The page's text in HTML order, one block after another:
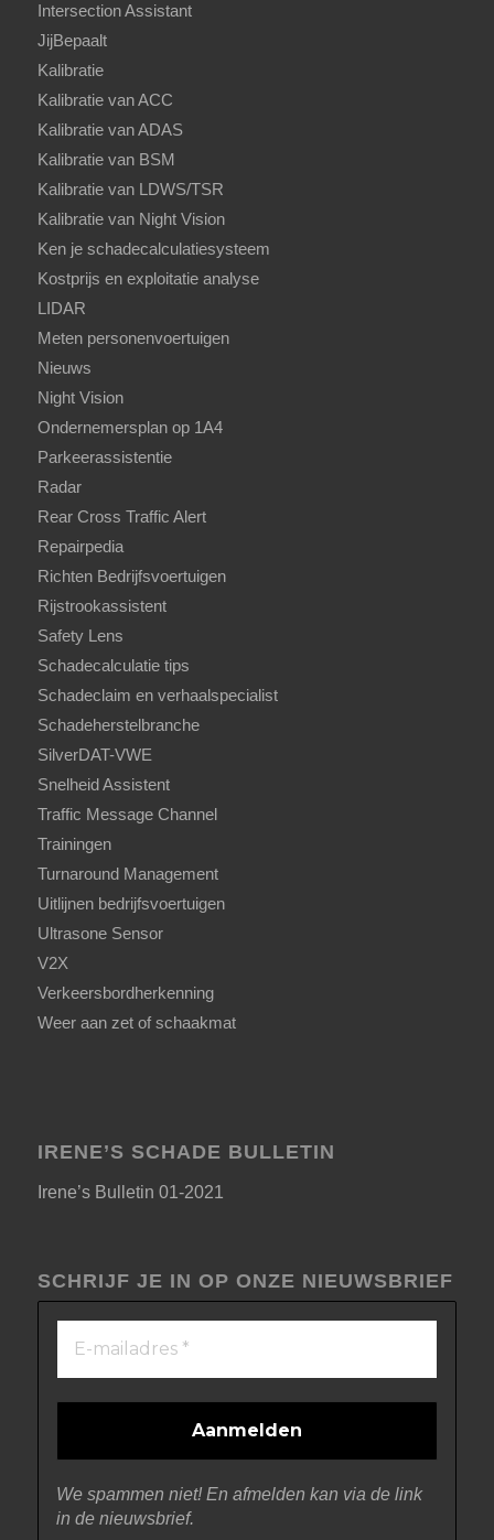
Intersection Assistant
JijBepaalt
Kalibratie
Kalibratie van ACC
Kalibratie van ADAS
Kalibratie van BSM
Kalibratie van LDWS/TSR
Kalibratie van Night Vision
Ken je schadecalculatiesysteem
Kostprijs en exploitatie analyse
LIDAR
Meten personenvoertuigen
Nieuws
Night Vision
Ondernemersplan op 1A4
Parkeerassistentie
Radar
Rear Cross Traffic Alert
Repairpedia
Richten Bedrijfsvoertuigen
Rijstrookassistent
Safety Lens
Schadecalculatie tips
Schadeclaim en verhaalspecialist
Schadeherstelbranche
SilverDAT-VWE
Snelheid Assistent
Traffic Message Channel
Trainingen
Turnaround Management
Uitlijnen bedrijfsvoertuigen
Ultrasone Sensor
V2X
Verkeersbordherkenning
Weer aan zet of schaakmat
IRENE’S SCHADE BULLETIN
Irene’s Bulletin 01-2021
SCHRIJF JE IN OP ONZE NIEUWSBRIEF
We spammen niet! En afmelden kan via de link
in de nieuwsbrief.